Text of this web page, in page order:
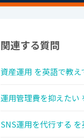
関連する質問
資産運用 を英語で教え
運用管理費を抑えたい
SNS運用を代行する